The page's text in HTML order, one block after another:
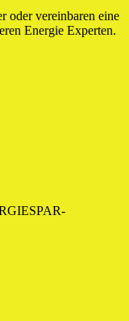
oder vereinbaren eine
Energie Experten.